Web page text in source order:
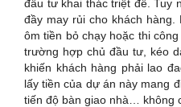
đầu tư khai thác triệt để. Tuy
đầy may rủi cho khách
ôm tiền bỏ chạy hoặc thi
trường hợp chủ đầu tư, kéo
khiến khách hàng phải lao
lấy tiền của dự án này mang
tiến độ bàn giao nhà… không